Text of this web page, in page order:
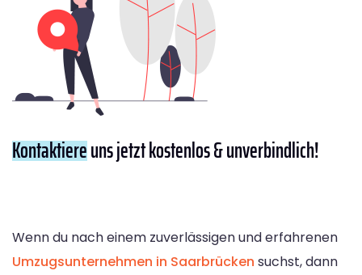
Kontaktiereuns jetzt kostenlos & unverbindlich!
Wenn du nach einem zuverlässigen und erfahrenen
Umzugsunternehmen in Saarbrücken suchst, dann